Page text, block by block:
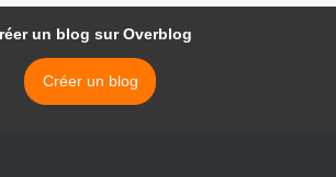
un blog sur Overblog
Créer un blog